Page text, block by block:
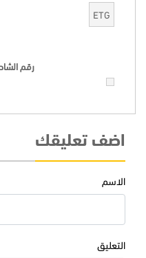
ETG
رقم
اضف تعليقك
الاسم
التعليق